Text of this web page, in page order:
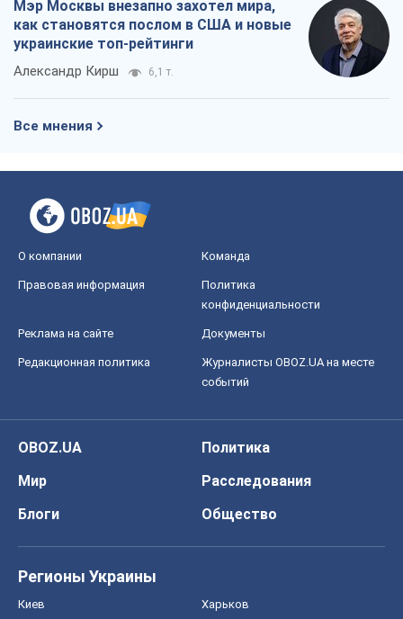
Мэр Москвы внезапно захотел мира,
как становятся послом в США и новые
украинские топ-рейтинги
Александр Кирш 6,1 т.
Все мнения
О компании Команда
Правовая информация
Политика
конфиденциальности
Реклама на сайте Документы
Редакционная политика
Журналисты OBOZ.UA на месте
событий
OBOZ.UA
Политика
Мир
Расследования
Блоги
Общество
Регионы Украины
Киев Харьков